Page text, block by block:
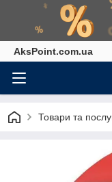
AksPoint.com.ua
Товари та